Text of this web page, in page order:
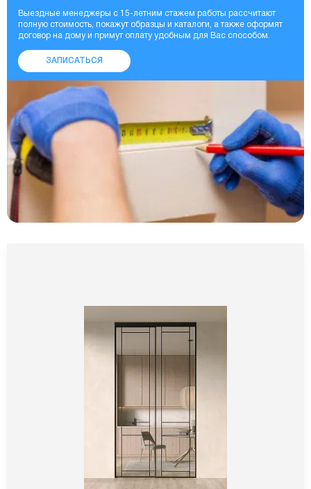
Выездные менеджеры с 15-летним стажем работы рассчитают
полную стоимость, покажут образцы и каталоги, а также оформят
договор на дому и примут оплату удобным для Вас способом.
ЗАПИСАТЬСЯ